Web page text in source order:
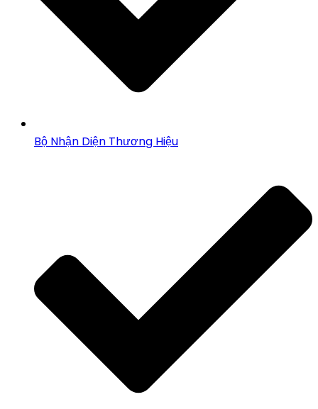
Bộ Nhận Diện Thương Hiệu